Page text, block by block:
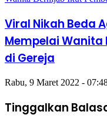
Viral Nikah Beda
Mempelai Wanita
di Gereja
Rabu, 9 Maret 2022 -
Tinggalkan